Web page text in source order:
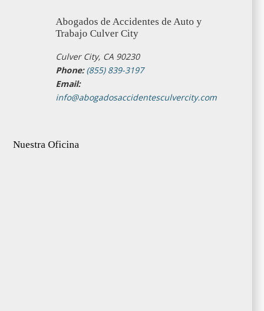
Abogados de Accidentes de Auto y
Trabajo Culver City
Culver City, CA 90230
Phone: (855) 839-3197
Email:
info@abogadosaccidentesculvercity.com
Nuestra Oficina